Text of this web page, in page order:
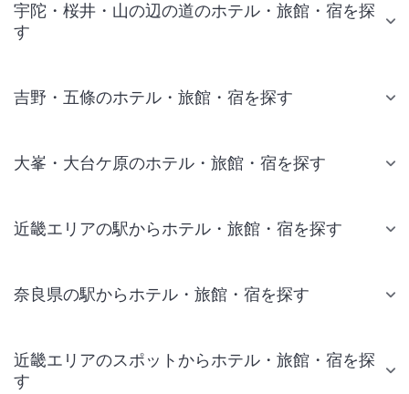
宇陀・桜井・山の辺の道のホテル・旅館・宿を探
す
吉野・五條のホテル・旅館・宿を探す
大峯・大台ケ原のホテル・旅館・宿を探す
近畿エリアの駅からホテル・旅館・宿を探す
奈良県の駅からホテル・旅館・宿を探す
近畿エリアのスポットからホテル・旅館・宿を探
す